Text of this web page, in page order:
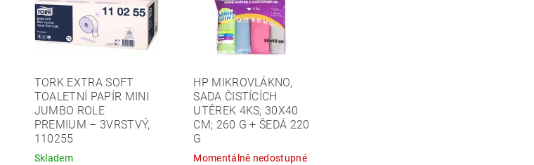
TORK EXTRA SOFT
TOALETNÍ PAPÍR MINI
JUMBO ROLE
PREMIUM – 3VRSTVÝ,
110255
Skladem
HP MIKROVLÁKNO,
SADA ČISTÍCÍCH
UTĚREK 4KS; 30X40
CM; 260 G + ŠEDÁ 220
G
Momentálně nedostupné